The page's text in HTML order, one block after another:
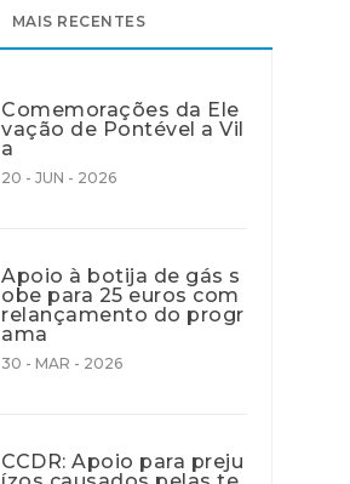
MAIS RECENTES
Comemorações da Ele
vação de Pontével a Vil
a
20 - JUN - 2026
Apoio à botija de gás s
obe para 25 euros com
relançamento do progr
ama
30 - MAR - 2026
CCDR: Apoio para preju